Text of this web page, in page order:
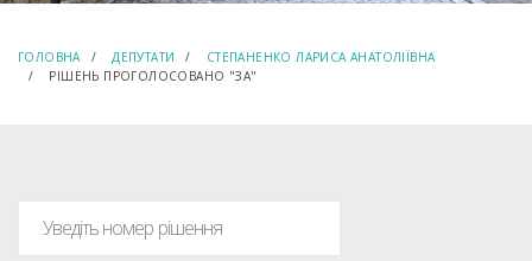
ГОЛОВНА ДЕПУТАТИ
СТЕПАНЕНКО ЛАРИСА АНАТОЛІЇВНА
РІШЕНЬ ПРОГОЛОСОВАНО "ЗА"